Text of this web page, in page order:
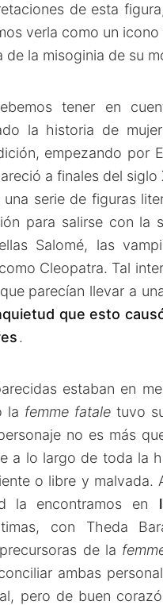
de esta
verla como un
de la misoginia de su
tener en
la historia de
empezando por
a finales del siglo
serie de figuras
para salirse con la
Salomé, las
Cleopatra. Tal
parecían llevar a
que esto
.
estaban en
la femme fatale tuvo
no es más
a lo largo de toda la
o libre y malvada.
la encontramos en
con Theda
de la
ambas
pero de buen